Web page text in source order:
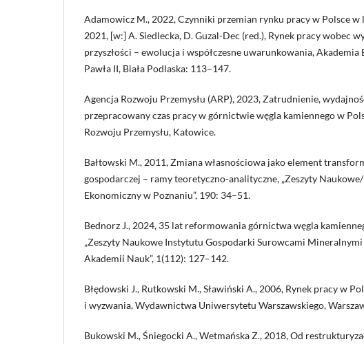
Adamowicz M., 2022, Czynniki przemian rynku pracy w Polsce w
2021, [w:] A. Siedlecka, D. Guzal-Dec (red.), Rynek pracy wobec
przyszłości – ewolucja i współczesne uwarunkowania, Akademia
Pawła II, Biała Podlaska: 113–147.
Agencja Rozwoju Przemysłu (ARP), 2023, Zatrudnienie,
przepracowany czas pracy w górnictwie węgla kamiennego w
Rozwoju Przemysłu, Katowice.
Bałtowski M., 2011, Zmiana własnościowa jako element
gospodarczej – ramy teoretyczno-analityczne, „Zeszyty
Ekonomiczny w Poznaniu”, 190: 34–51.
Bednorz J., 2024, 35 lat reformowania górnictwa węgla
„Zeszyty Naukowe Instytutu Gospodarki Surowcami
Akademii Nauk”, 1(112): 127–142.
Błędowski J., Rutkowski M., Sławiński A., 2006, Rynek pracy w
i wyzwania, Wydawnictwa Uniwersytetu Warszawskiego,
Bukowski M., Śniegocki A., Wetmańska Z., 2018, Od